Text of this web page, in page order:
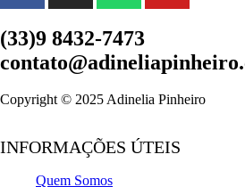
(33)9 8432-7473
Copyright © 2025 Adinelia
INFORMAÇÕES ÚTEIS
Quem Somos